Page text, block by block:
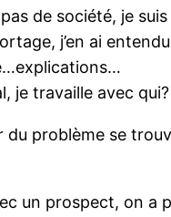
de société, je
j’en ai
je travaille avec
problème se
un prospect, on